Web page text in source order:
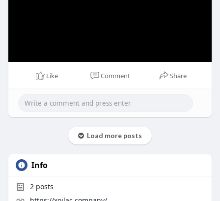
Like Comment Share
Load more posts
Info
2 posts